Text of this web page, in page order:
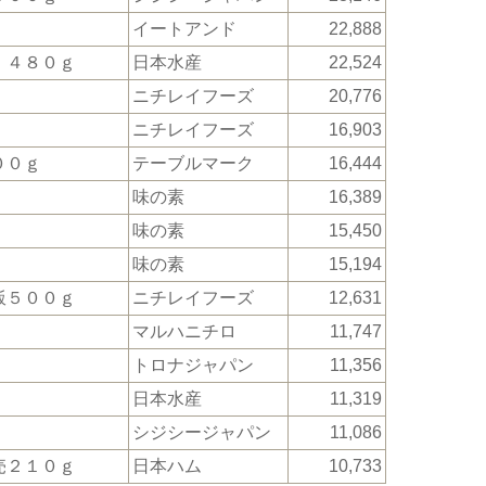
イートアンド
22,888
８０ｇ
日本水産
22,524
ニチレイフーズ
20,776
ニチレイフーズ
16,903
ｇ
テーブルマーク
16,444
味の素
16,389
味の素
15,450
味の素
15,194
００ｇ
ニチレイフーズ
12,631
マルハニチロ
11,747
トロナジャパン
11,356
日本水産
11,319
シジシージャパン
11,086
１０ｇ
日本ハム 10,733